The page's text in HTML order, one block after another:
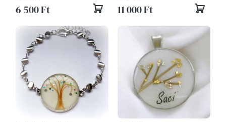
6 500 Ft 11 000 Ft